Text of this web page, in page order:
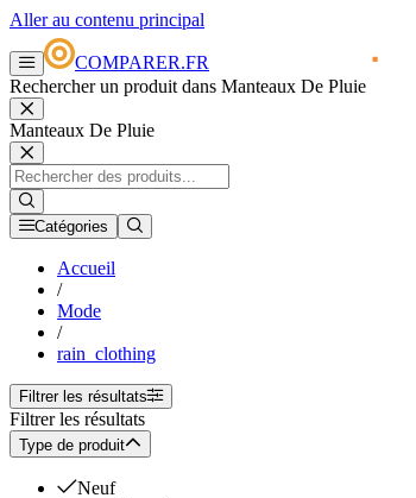
Aller au contenu principal
COMPARER.FR
Rechercher un produit dans Manteaux De Pluie
Manteaux De Pluie
Catégories
Accueil
/
Mode
/
rain_clothing
Filtrer les résultats
Filtrer les résultats
Type de produit
Neuf